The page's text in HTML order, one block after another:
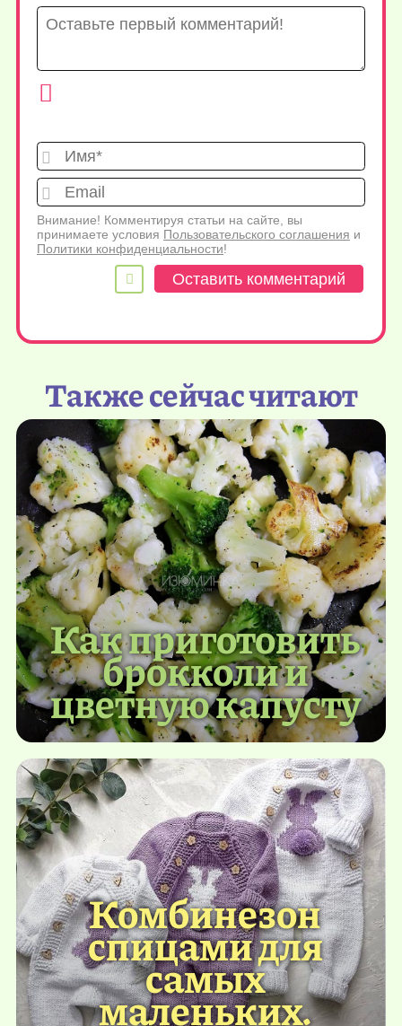
Имя*
Внимание! Комментируя статьи на сайте, вы
принимаете условия Пользовательского соглашения и
Политики конфиденциальности!
Также сейчас читают
Как приготовить
брокколи и
цветную капусту
Комбинезон
спицами для
самых
маленьких.